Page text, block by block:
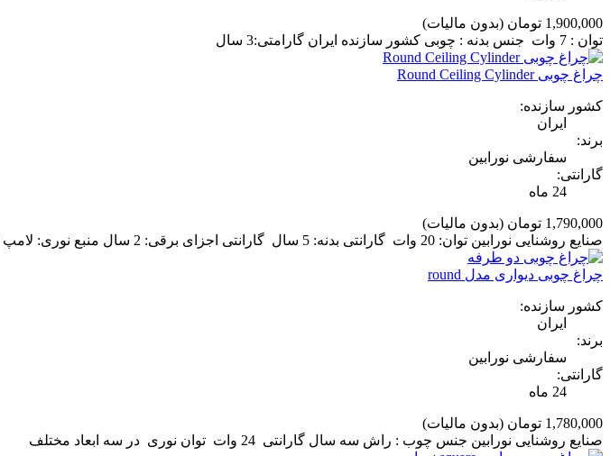
1,900,000 تومان
(بدون مالیات)
توان : 7 وات جنس بدنه : چوبی کشور سازنده ایران گارامتی:3 سال
چراغ چوبی Round Ceiling Cylinder
کشور سازنده:
ایران
برند:
سفارشی نورابین
گارانتی:
24 ماه
1,790,000 تومان
(بدون مالیات)
صنایع روشنایی نورابین توان: 20 وات گارانتی بدنه: 5 سال گارانتی اجزای برقی: 2 سال منبع نوری: لامپ تخت
چراغ چوبی دیواری مدل round
کشور سازنده:
ایران
برند:
سفارشی نورابین
گارانتی:
24 ماه
1,780,000 تومان
(بدون مالیات)
صنایع روشنایی نورابین جنس چوب : راش سه سال گارانتی 24 وات توان نوری در سه ابعاد مختلف